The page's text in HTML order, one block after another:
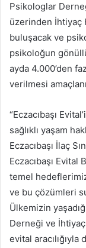
Psikologlar
üzerinden İhtiyaç
buluşacak ve
psikoloğun
ayda 4.000’den
verilmesi
“Eczacıbaşı
sağlıklı yaşam
Eczacıbaşı İlaç
Eczacıbaşı Evital
temel
ve bu çözümleri
Ülkemizin
Derneği ve
evital